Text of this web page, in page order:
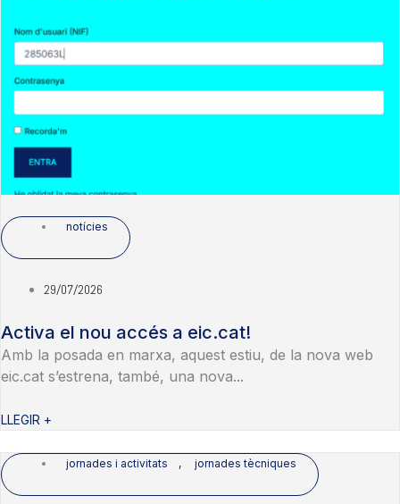
notícies
29/07/2026
Activa el nou accés a eic.cat!
Amb la posada en marxa, aquest estiu, de la nova web
eic.cat s’estrena, també, una nova...
LLEGIR +
jornades i activitats , jornades tècniques